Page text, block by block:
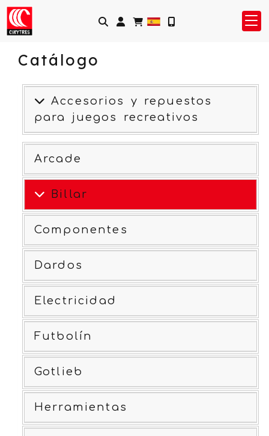
Identifícate
Catálogo
Accesorios y repuestos
para juegos recreativos
Arcade
Billar
Componentes
Dardos
Electricidad
Futbolín
Gotlieb
Herramientas